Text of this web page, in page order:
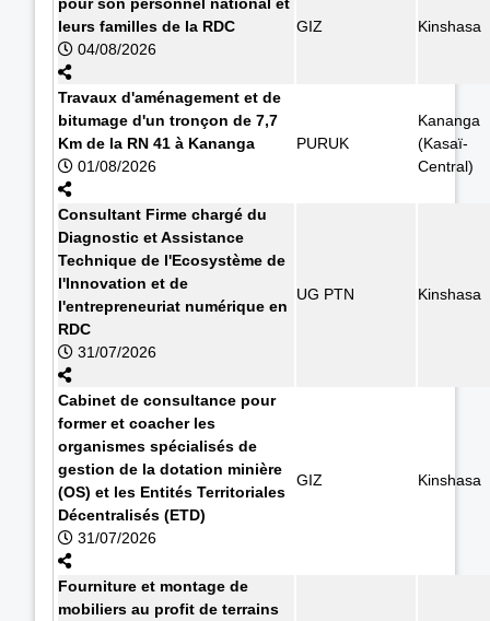
leurs familles de la RDC
04/08/2026
GIZ Kinshasa
Travaux d'aménagement et de
bitumage d'un tronçon de 7,7
Km de la RN 41 à Kananga
01/08/2026
PURUK
Kananga
(Kasaï-
Central)
Consultant Firme chargé du
Diagnostic et Assistance
Technique de l'Ecosystème de
l'Innovation et de
l'entrepreneuriat numérique en
RDC
31/07/2026
UG PTN Kinshasa
Cabinet de consultance pour
former et coacher les
organismes spécialisés de
gestion de la dotation minière
(OS) et les Entités Territoriales
Décentralisés (ETD)
31/07/2026
GIZ Kinshasa
Fourniture et montage de
mobiliers au profit de terrains